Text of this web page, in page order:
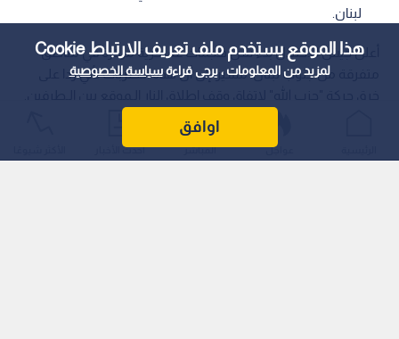
هذا الموقع يستخدم ملف تعريف الارتباط Cookie
لمزيد من المعلومات ، يرجى قراءةسياسة الخصوصية
اوافق
لبنان.
أعلن جيش الاحتلال بدء شن هجمات عسكرية مركزة في مناطق
متفرقة من جنوب لبنان، مشيرا إلى أن هذه الـضربات تأتي ردا على
عواجل المباشر أحدث الأخبار